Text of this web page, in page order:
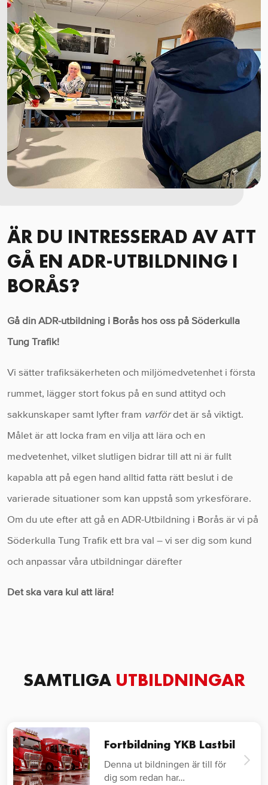
ÄR DU INTRESSERAD AV ATT
GÅ EN ADR-UTBILDNING I
BORÅS?
Gå din ADR-utbildning i Borås hos oss på Söderkulla
Tung Trafik!
Vi sätter trafiksäkerheten och miljömedvetenhet i första
rummet, lägger stort fokus på en sund attityd och
sakkunskaper samt lyfter fram varfördet är så viktigt.
Målet är att locka fram en vilja att lära och en
medvetenhet, vilket slutligen bidrar till att ni är fullt
kapabla att på egen hand alltid fatta rätt beslut i de
varierade situationer som kan uppstå som yrkesförare.
Om du ute efter att gå en ADR-Utbildning i Borås är vi på
Söderkulla Tung Trafik ett bra val – vi ser dig som kund
och anpassar våra utbildningar därefter
Det ska vara kul att lära!
SAMTLIGA UTBILDNINGAR
Fortbildning YKB Lastbil
Denna ut bildningen är till för
dig som redan har…